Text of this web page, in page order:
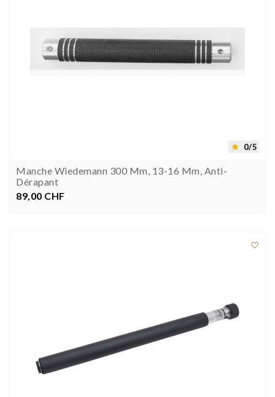
 0/5
Manche Wiedemann 300 Mm, 13-16 Mm, Anti-
Dérapant
Prix
89,00 CHF
